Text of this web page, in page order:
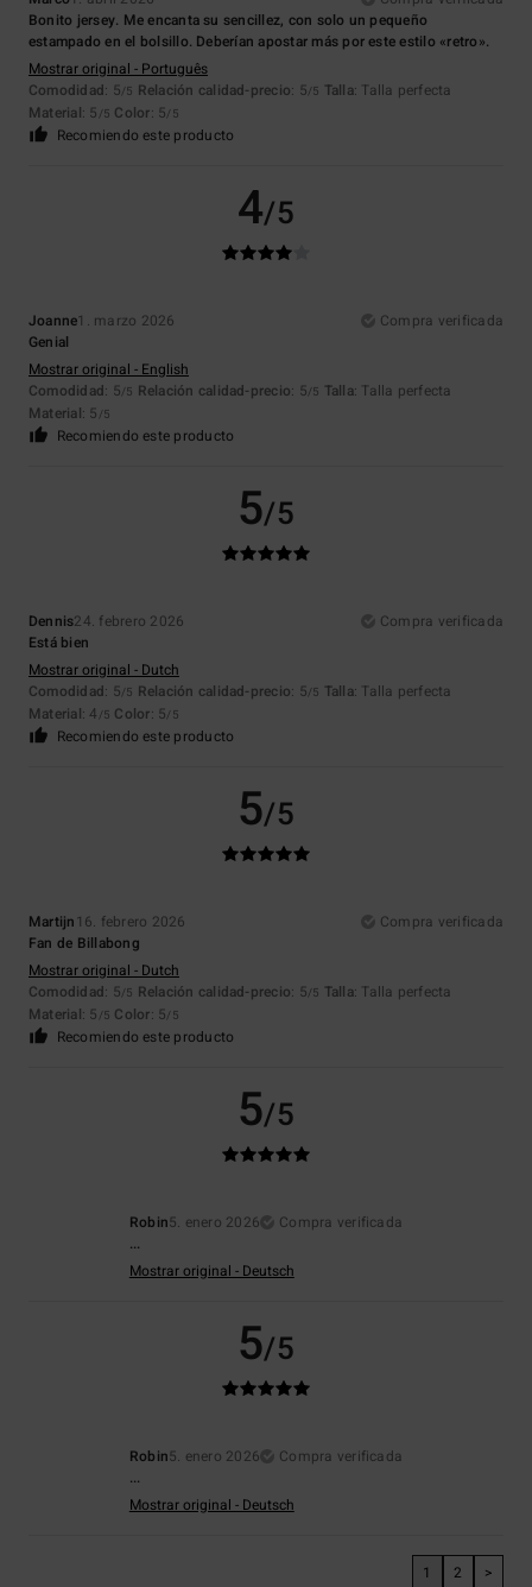
Bonito jersey. Me encanta su sencillez, con solo un pequeño
estampado en el bolsillo. Deberían apostar más por este estilo «retro».
Mostrar original - Português
Comodidad: 5/5 Relación calidad-precio: 5/5 Talla: Talla perfecta
Material: 5 /5 Color: 5/5
Recomiendo este producto
4/5
Joanne1. marzo 2026
Compra verificada
Genial
Mostrar original - English
Comodidad: 5/5 Relación calidad-precio: 5/5 Talla: Talla perfecta
Material: 5 /5
Recomiendo este producto
5/5
Dennis24. febrero 2026
Compra verificada
Está bien
Mostrar original - Dutch
Comodidad: 5/5 Relación calidad-precio: 5/5 Talla: Talla perfecta
Material: 4 /5 Color: 5/5
Recomiendo este producto
5/5
Martijn 16. febrero 2026
Compra verificada
Fan de Billabong
Mostrar original - Dutch
Comodidad: 5/5 Relación calidad-precio: 5/5 Talla: Talla perfecta
Material: 5 /5 Color: 5/5
Recomiendo este producto
5/5
Robin5. enero 2026
Compra verificada
...
Mostrar original - Deutsch
5/5
Robin5. enero 2026
Compra verificada
...
Mostrar original - Deutsch
1 2 >